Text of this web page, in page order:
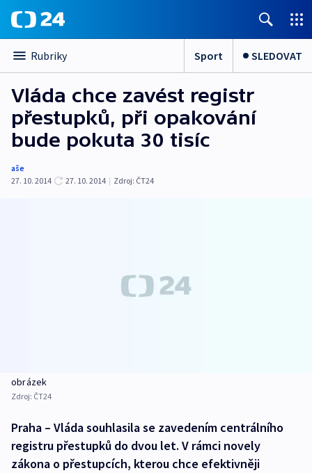
Rubriky Sport SLEDOVAT
Vláda chce zavést registr
přestupků, při opakování
bude pokuta 30 tisíc
aše
27. 10. 2014
27. 10. 2014 | Zdroj: ČT24
obrázek
Zdroj: ČT24
Praha – Vláda souhlasila se zavedením centrálního
registru přestupků do dvou let. V rámci novely
zákona o přestupcích, kterou chce efektivněji